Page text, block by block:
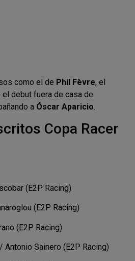
como el de Phil Fèvre, el
el debut fuera de casa de
a Óscar Aparicio.
Copa Racer
(E2P Racing)
(E2P Racing)
(E2P Racing)
Antonio Sainero (E2P Racing)